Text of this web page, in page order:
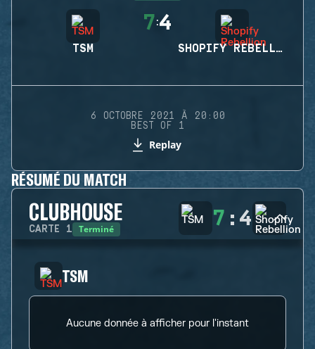
TSM
7:4
SHOPIFY REBELLION
6 OCTOBRE 2021 À 20:00
BEST OF 1
Replay
RÉSUMÉ DU MATCH
CLUBHOUSE
CARTE 1 Terminé 7 : 4
TSM
Aucune donnée à afficher pour l'instant